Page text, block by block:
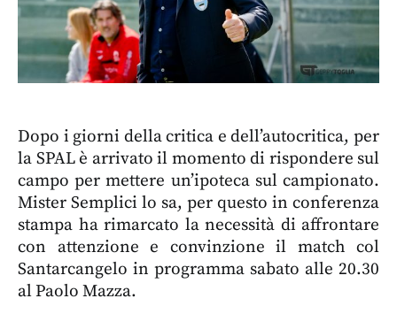
Dopo i giorni della critica e dell’autocritica, per
la SPAL è arrivato il momento di rispondere sul
campo per mettere un’ipoteca sul campionato.
Mister Semplici lo sa, per questo in conferenza
stampa ha rimarcato la necessità di affrontare
con attenzione e convinzione il match col
Santarcangelo in programma sabato alle 20.30
al Paolo Mazza.